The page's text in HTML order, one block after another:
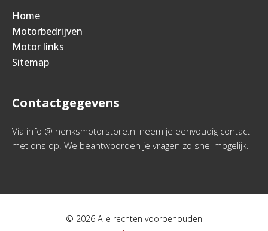
Home
Motorbedrijven
Motor links
Sitemap
Contactgegevens
Via info @ henksmotorstore.nl neem je eenvoudig contact
met ons op. We beantwoorden je vragen zo snel mogelijk.
© 2026 Alle rechten voorbehouden